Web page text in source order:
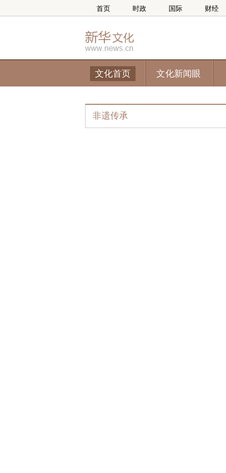
首页 时政 国际 财经
文化首页 文化新闻眼
非遗传承